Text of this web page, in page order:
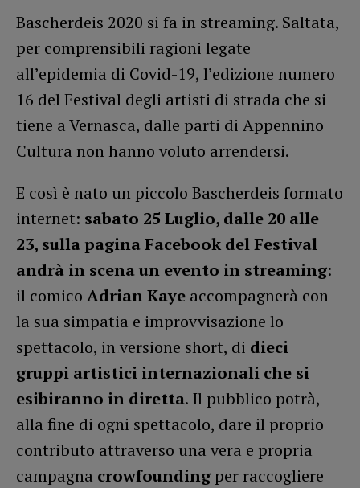
Bascherdeis 2020 si fa in streaming. Saltata,
per comprensibili ragioni legate
all’epidemia di Covid-19, l’edizione numero
16 del Festival degli artisti di strada che si
tiene a Vernasca, dalle parti di Appennino
Cultura non hanno voluto arrendersi.
E così è nato un piccolo Bascherdeis formato
internet: sabato 25 Luglio, dalle 20 alle
23, sulla pagina Facebook del Festival
andrà in scena un evento in streaming:
il comico Adrian Kaye accompagnerà con
la sua simpatia e improvvisazione lo
spettacolo, in versione short, di dieci
gruppi artistici internazionali che si
esibiranno in diretta. Il pubblico potrà,
alla fine di ogni spettacolo, dare il proprio
contributo attraverso una vera e propria
campagna crowfounding per raccogliere